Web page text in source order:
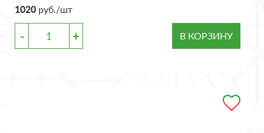
1020 руб./шт
- + В КОРЗИНУ